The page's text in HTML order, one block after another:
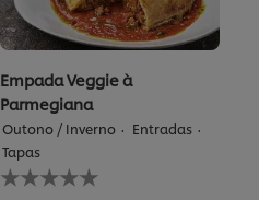
Empada Veggie à
Parmegiana
Outono / Inverno
Entradas
Tapas
Nenhuma
avaliação